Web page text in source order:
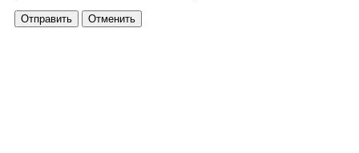
Отправить Отменить